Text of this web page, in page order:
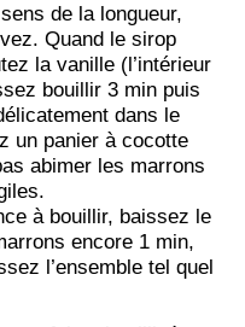
de la longueur,
Quand le sirop
la vanille (l’intérieur
bouillir 3 min puis
dans le
un panier à cocotte
abimer les marrons
à bouillir, baissez le
encore 1 min,
l’ensemble tel quel